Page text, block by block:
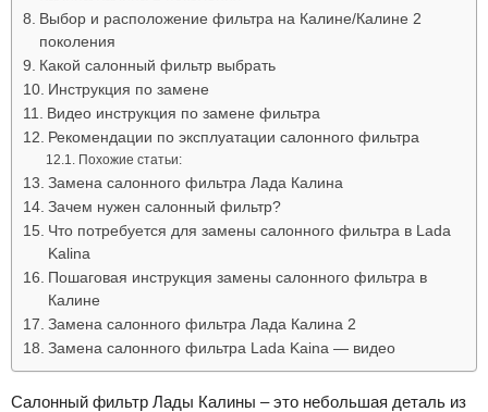
Выбор и расположение фильтра на Калине/Калине 2
поколения
Какой салонный фильтр выбрать
Инструкция по замене
Видео инструкция по замене фильтра
Рекомендации по эксплуатации салонного фильтра
Похожие статьи:
Замена салонного фильтра Лада Калина
Зачем нужен салонный фильтр?
Что потребуется для замены салонного фильтра в Lada
Kalina
Пошаговая инструкция замены салонного фильтра в
Калине
Замена салонного фильтра Лада Калина 2
Замена салонного фильтра Lada Kaina — видео
Салонный фильтр Лады Калины – это небольшая деталь из